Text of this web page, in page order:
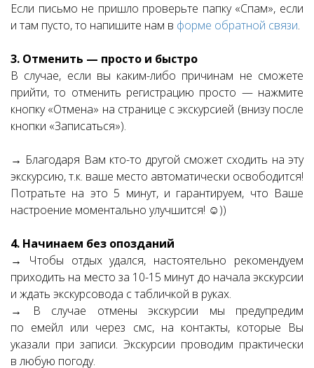
Если письмо не пришло проверьте папку «Спам», если
и там пусто, то напишите нам в форме обратной связи.
3. Отменить — просто и быстро
В случае, если вы каким-либо причинам не сможете
прийти, то отменить регистрацию просто — нажмите
кнопку «Отмена» на странице с экскурсией (внизу после
кнопки «Записаться»).
→ Благодаря Вам кто-то другой сможет сходить на эту
экскурсию, т.к. ваше место автоматически освободится!
Потратьте на это 5 минут, и гарантируем, что Ваше
настроение моментально улучшится! ☺))
4. Начинаем без опозданий
→ Чтобы отдых удался, настоятельно рекомендуем
приходить на место за 10-15 минут до начала экскурсии
и ждать экскурсовода с табличкой в руках.
→ В случае отмены экскурсии мы предупредим
по емейл или через смс, на контакты, которые Вы
указали при записи. Экскурсии проводим практически
в любую погоду.